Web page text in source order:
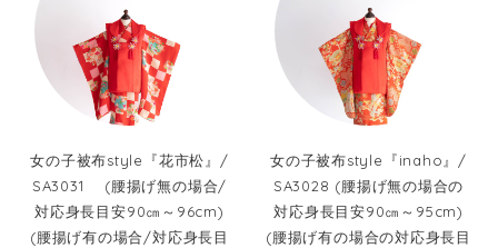
女の子被布style『花市松』/
SA3031 (腰揚げ無の場合/
対応身長目安90㎝～96cm)
(腰揚げ有の場合/対応身長目
女の子被布style『inaho』/
SA3028 (腰揚げ無の場合の
対応身長目安90㎝～95cm)
(腰揚げ有の場合の対応身長目